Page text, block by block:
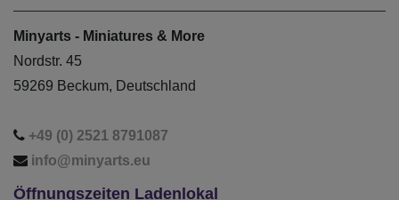
Minyarts - Miniatures & More
Nordstr. 45
59269 Beckum, Deutschland
+49 (0) 2521 8791087
info@minyarts.eu
Öffnungszeiten Ladenlokal